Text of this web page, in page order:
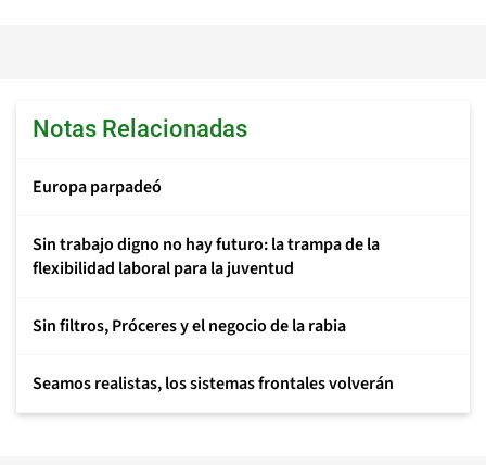
Notas Relacionadas
Europa parpadeó
Sin trabajo digno no hay futuro: la trampa de la
flexibilidad laboral para la juventud
Sin filtros, Próceres y el negocio de la rabia
Seamos realistas, los sistemas frontales volverán